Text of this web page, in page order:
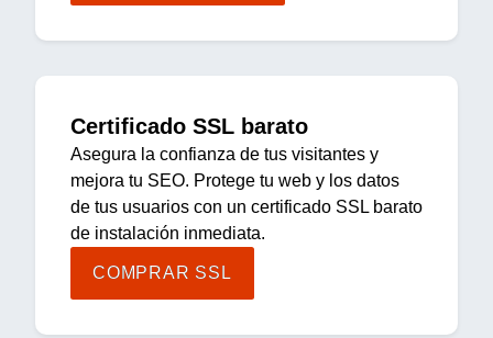
Certificado SSL barato
Asegura la confianza de tus visitantes y
mejora tu SEO. Protege tu web y los datos
de tus usuarios con un certificado SSL barato
de instalación inmediata.
COMPRAR SSL